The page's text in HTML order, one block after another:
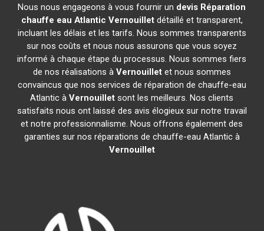
Nous nous engageons à vous fournir un devis Réparation
chauffe eau Atlantic Vernouilletdétaillé et transparent,
incluant les délais et les tarifs. Nous sommes transparents
sur nos coûts et nous nous assurons que vous soyez
informé à chaque étape du processus. Nous sommes fiers
de nos réalisations à Vernouilletet nous sommes
convaincus que nos services de réparation de chauffe-eau
Atlantic àVernouillet sont les meilleurs. Nos clients
satisfaits nous ont laissé des avis élogieux sur notre travail
et notre professionnalisme. Nous offrons également des
garanties sur nos réparations de chauffe-eau Atlantic à
Vernouillet